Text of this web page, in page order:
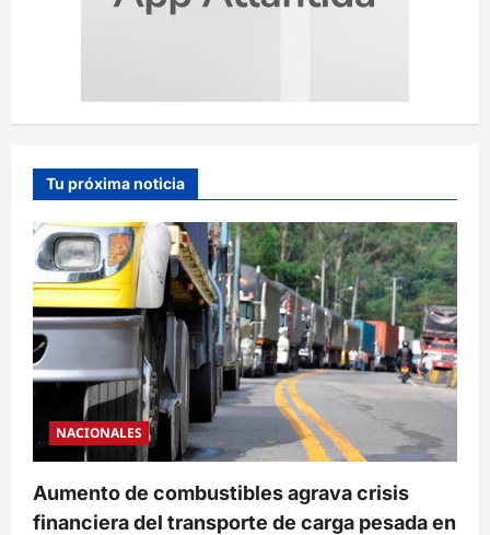
Tu próxima noticia
NACIONALES
Aumento de combustibles agrava crisis
financiera del transporte de carga pesada en